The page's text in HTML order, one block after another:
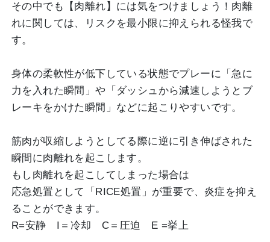
その中でも【肉離れ】には気をつけましょう！肉離
れに関しては、リスクを最小限に抑えられる怪我で
す。
身体の柔軟性が低下している状態でプレーに「急に
力を入れた瞬間」や「ダッシュから減速しようとブ
レーキをかけた瞬間」などに起こりやすいです。
筋肉が収縮しようとしてる際に逆に引き伸ばされた
瞬間に肉離れを起こします。
もし肉離れを起こしてしまった場合は
応急処置として「RICE処置」が重要で、炎症を抑え
ることができます。
R=安静 I＝冷却 C＝圧迫 E =挙上